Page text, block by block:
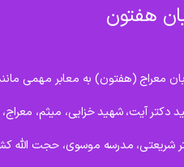
هفتون
معراج (هفتون) به معابر مهمی مانند
دکتر آیت، شهید خزایی، میثم، معراج،
شریعتی، مدرسه موسوی، حجت الله